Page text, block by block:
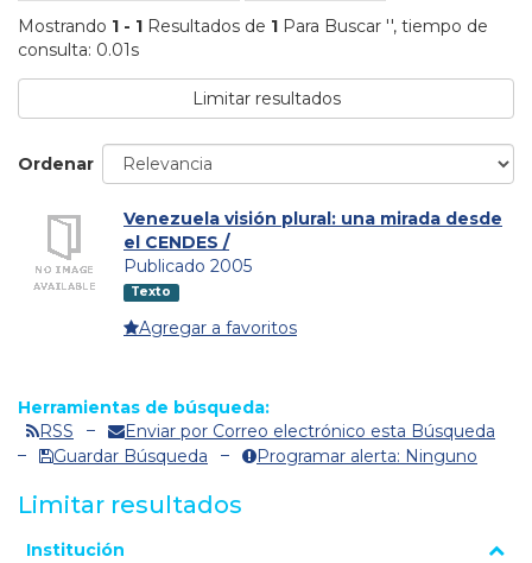
Mostrando 1 - 1 Resultados de 1 Para Buscar '', tiempo de
consulta: 0.01s
Limitar resultados
Ordenar
Venezuela visión plural: una mirada desde
el CENDES /
Publicado 2005
Texto
Agregar a favoritos
Herramientas de búsqueda:
RSS
Enviar por Correo electrónico esta Búsqueda
Guardar Búsqueda
Programar alerta: Ninguno
Limitar resultados
La página se volverá a cargar cuando se seleccione o excluya
Institución